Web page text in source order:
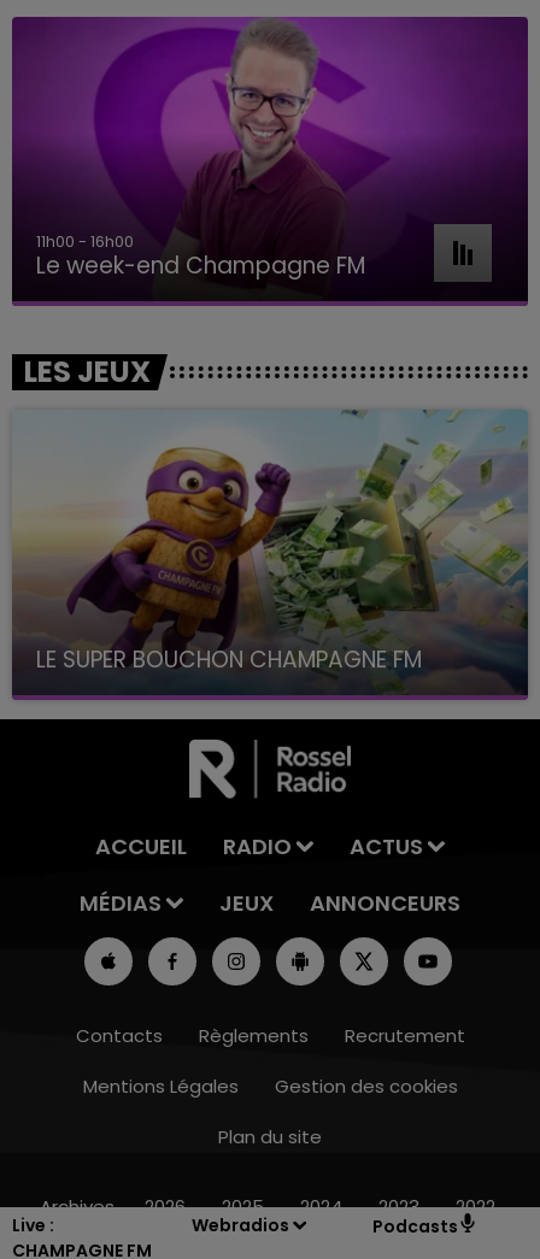
Live :
CHAMPAGNE FM
Webradios Podcasts
11h00 - 16h00
Le week-end Champagne FM
LES JEUX
LE SUPER BOUCHON CHAMPAGNE FM
avec La Famille Champagne FM, à 8H10
ACCUEIL RADIO
ACTUS
MÉDIAS
JEUX ANNONCEURS
Contacts Règlements
Recrutement
Mentions Légales
Gestion des cookies
Plan du site
Archives 2026 2025 2024 2023 2022